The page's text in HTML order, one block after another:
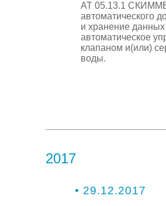
АТ 05.13.1
автоматического
и хранение
автоматическое
клапаном и(или)
воды.
2017
• 29.12.2017